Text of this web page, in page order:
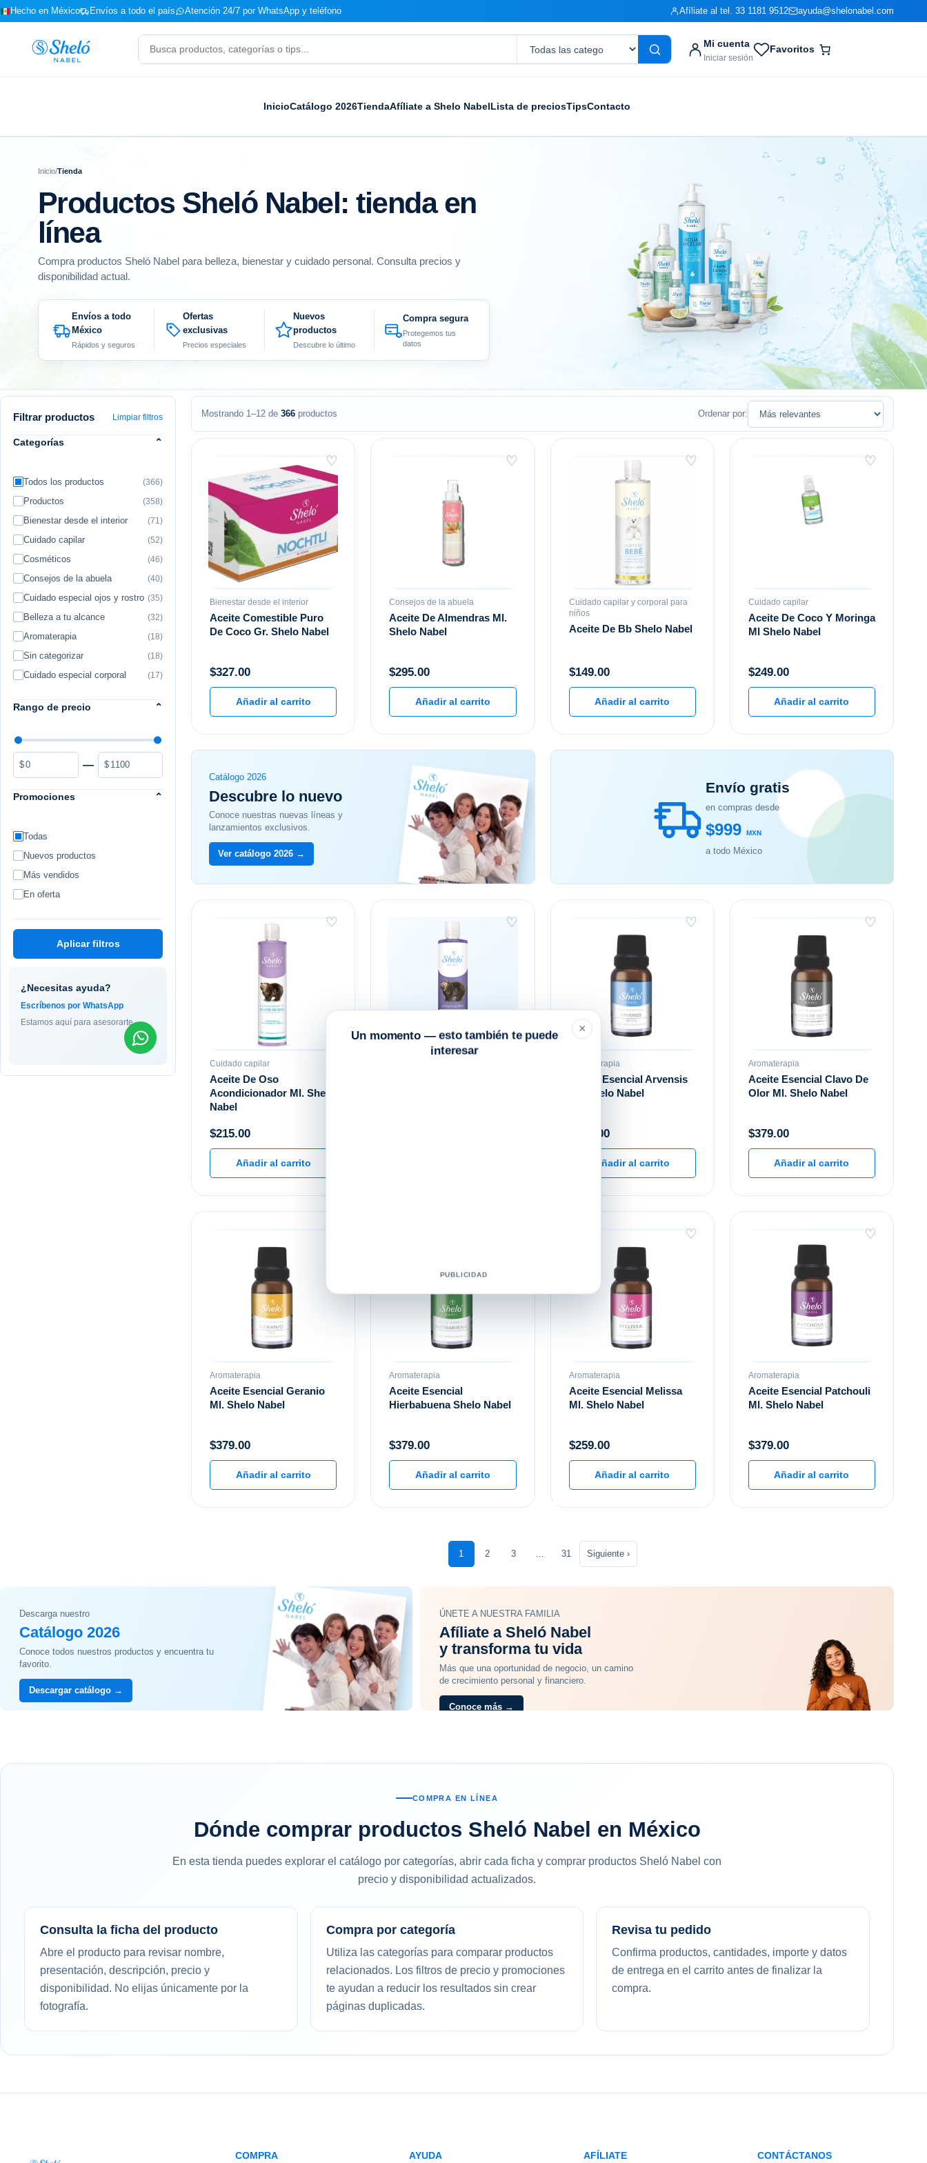
Hecho en México Envíos a todo el país Atención 24/7 por WhatsApp y teléfono Afíliate al tel. 33 1181 9512 ayuda@shelonabel.com
Buscar
productos
Mi cuenta
Iniciar sesión
Favoritos
Inicio Tienda
Catálogo 2026 Afíliate a Shelo NabelLista de preciosTipsContacto
Inicio/Tienda
Productos Sheló Nabel: tienda en
línea
Compra productos Sheló Nabel para belleza, bienestar y cuidado personal. Consulta precios y
disponibilidad actual.
Envíos a todo
México
Rápidos y seguros
Ofertas
exclusivas
Precios especiales
Nuevos
productos
Descubre lo último
Compra segura
Protegemos tus
datos
Filtrar productos Limpiar filtros
Categorías ⌃
Todos los productos (366)
Productos (358)
Bienestar desde el interior (71)
Cuidado capilar (52)
Cosméticos (46)
Consejos de la abuela (40)
Cuidado especial ojos y rostro (35)
Belleza a tu alcance (32)
Aromaterapia (18)
Sin categorizar (18)
Cuidado especial corporal (17)
Rango de precio ⌃
$ — $
Promociones ⌃
Todas
Nuevos productos
Más vendidos
En oferta
Aplicar filtros
¿Necesitas ayuda?
Escríbenos por WhatsApp
Estamos aquí para asesorarte
Mostrando 1–12 de 366 productos Ordenar por:
♡
Bienestar desde el interior
Aceite Comestible Puro
De Coco Gr. Shelo Nabel
$327.00
Añadir al carrito
♡
Consejos de la abuela
Aceite De Almendras Ml.
Shelo Nabel
$295.00
Añadir al carrito
♡
Cuidado capilar y corporal para
niños
Aceite De Bb Shelo Nabel
$149.00
Añadir al carrito
♡
Cuidado capilar
Aceite De Coco Y Moringa
Ml Shelo Nabel
$249.00
Añadir al carrito
Catálogo 2026
Descubre lo nuevo
Conoce nuestras nuevas líneas y
lanzamientos exclusivos.
Ver catálogo 2026 →
Envío gratis
en compras desde
$999MXN
a todo México
♡
Cuidado capilar
Aceite De Oso
Acondicionador Ml. Shelo
Nabel
$215.00
Añadir al carrito
♡ ♡
Aromaterapia
Aceite Esencial Arvensis
Ml. Shelo Nabel
259.00
Añadir al carrito
♡
Aromaterapia
Aceite Esencial Clavo De
Olor Ml. Shelo Nabel
$379.00
Añadir al carrito
Aromaterapia
Aceite Esencial Geranio
Ml. Shelo Nabel
$379.00
Añadir al carrito
Aromaterapia
Aceite Esencial
Hierbabuena Shelo Nabel
$379.00
Añadir al carrito
♡
Aromaterapia
Aceite Esencial Melissa
Ml. Shelo Nabel
$259.00
Añadir al carrito
♡
Aromaterapia
Aceite Esencial Patchouli
Ml. Shelo Nabel
$379.00
Añadir al carrito
1 2 3 … 31 Siguiente ›
Descarga nuestro
Catálogo 2026
Conoce todos nuestros productos y encuentra tu
favorito.
Descargar catálogo →
ÚNETE A NUESTRA FAMILIA
Afíliate a Sheló Nabel
y transforma tu vida
Más que una oportunidad de negocio, un camino
de crecimiento personal y financiero.
Conoce más →
COMPRA EN LÍNEA
Dónde comprar productos Sheló Nabel en México
En esta tienda puedes explorar el catálogo por categorías, abrir cada ficha y comprar productos Sheló Nabel con
precio y disponibilidad actualizados.
Consulta la ficha del producto
Abre el producto para revisar nombre,
presentación, descripción, precio y
disponibilidad. No elijas únicamente por la
fotografía.
Compra por categoría
Utiliza las categorías para comparar productos
relacionados. Los filtros de precio y promociones
te ayudan a reducir los resultados sin crear
páginas duplicadas.
Revisa tu pedido
Confirma productos, cantidades, importe y datos
de entrega en el carrito antes de finalizar la
compra.
COMPRA AYUDA AFÍLIATE CONTÁCTANOS
×
Un momento — esto también te puede
interesar
PUBLICIDAD